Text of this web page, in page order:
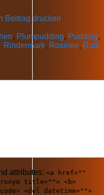
Beitrag drucken
, Plumpudding, Pudding,
Rindermark, Rosinen, Rum
attributes: <a href=""
title=""> <b>
<del datetime="">